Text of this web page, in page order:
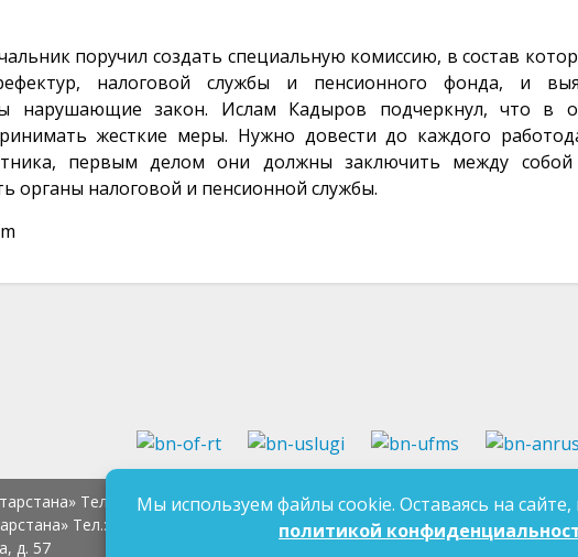
поручил создать специальную комиссию, в состав
налоговой службы и пенсионного фонда, и
нарушающие закон. Ислам Кадыров подчеркнул, что в
жесткие меры. Нужно довести до каждого
первым делом они должны заключить между собой
органы налоговой и пенсионной службы.
Тел.: 8 (843) 237-97-99E-mail:an-tatarstan@yandex.ru
Тел.:
E-mail:mk.ddn@tatar.ru
д. 57
Мы используем файлы cookie. Оставаясь на сайте,
политикой